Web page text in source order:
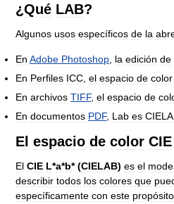
¿Qué LAB?
Algunos usos específicos de la
En Adobe Photoshop la edición de
En Perfiles ICC el espacio de color
En archivos TIFF, el espacio de
En documentos PDF, Lab es
El espacio de color CIE
El CIE L*a*b* (CIELAB) es el
describir todos los colores que
específicamente con este propósito